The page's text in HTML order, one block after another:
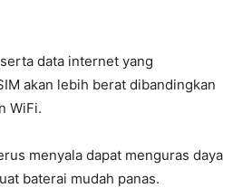
data internet yang
akan lebih berat dibandingkan
WiFi.
menyala dapat menguras daya
baterai mudah panas.